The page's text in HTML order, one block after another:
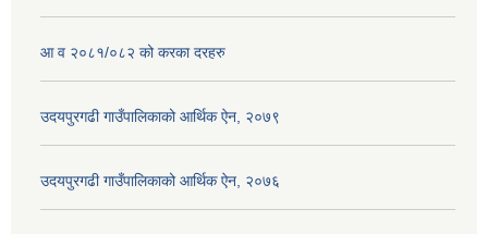
आ व २०८१/०८२ को करका दरहरु
उदयपुरगढी गाउँपालिकाको आर्थिक ऐन, २०७९
उदयपुरगढी गाउँपालिकाको आर्थिक ऐन, २०७६